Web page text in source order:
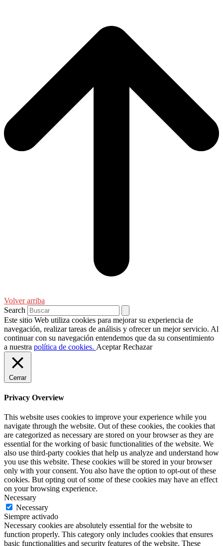
Volver arriba
Search
Este sitio Web utiliza cookies para mejorar su experiencia de
navegación, realizar tareas de análisis y ofrecer un mejor servicio. Al
continuar con su navegación entendemos que da su consentimiento
a nuestra política de cookies. Aceptar Rechazar
Cerrar
Privacy Overview
This website uses cookies to improve your experience while you
navigate through the website. Out of these cookies, the cookies that
are categorized as necessary are stored on your browser as they are
essential for the working of basic functionalities of the website. We
also use third-party cookies that help us analyze and understand how
you use this website. These cookies will be stored in your browser
only with your consent. You also have the option to opt-out of these
cookies. But opting out of some of these cookies may have an effect
on your browsing experience.
Necessary
Necessary
Siempre activado
Necessary cookies are absolutely essential for the website to
function properly. This category only includes cookies that ensures
basic functionalities and security features of the website. These